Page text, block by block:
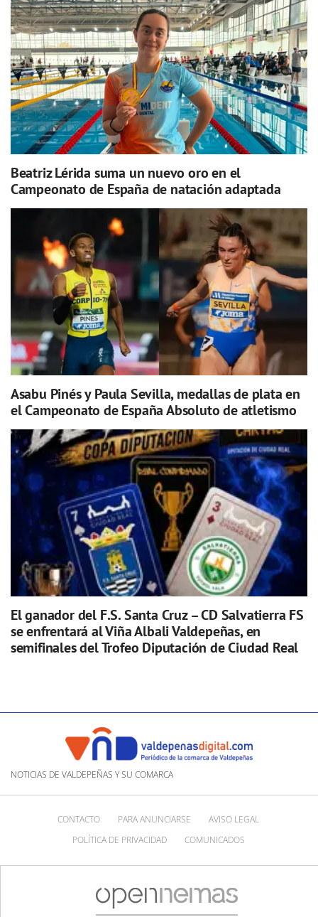
Beatriz Lérida suma un nuevo oro en el
Campeonato de España de natación adaptada
Asabu Pinés y Paula Sevilla, medallas de plata en
el Campeonato de España Absoluto de atletismo
El ganador del F.S. Santa Cruz – CD Salvatierra FS
se enfrentará al Viña Albali Valdepeñas, en
semifinales del Trofeo Diputación de Ciudad Real
NOTICIAS DE VALDEPEÑAS Y SU COMARCA
CONTACTO PARA ANUNCIARSE
AVISO LEGAL
POLÍTICA DE PRIVACIDAD
COMUNICADOS